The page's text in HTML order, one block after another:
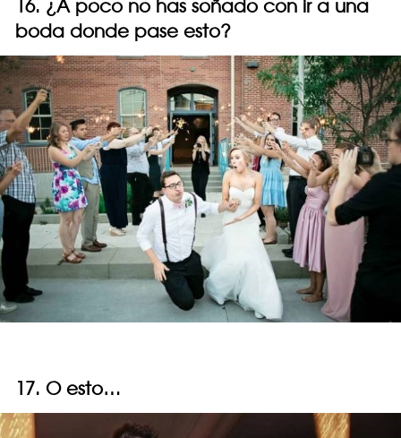
16. ¿A poco no has soñado con ir a una
boda donde pase esto?
17. O esto…